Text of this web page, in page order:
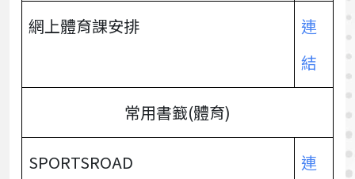
網上體育課安排
連
結
常用書籖(體育)
SPORTSROAD
連